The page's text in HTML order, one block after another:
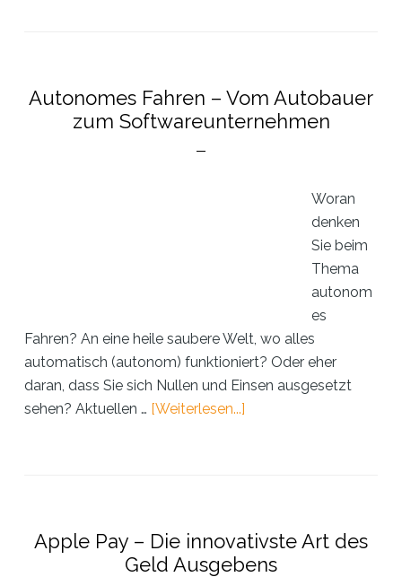
Autonomes Fahren – Vom Autobauer
zum Softwareunternehmen
Woran
denken
Sie beim
Thema
autonom
es
Fahren? An eine heile saubere Welt, wo alles
automatisch (autonom) funktioniert? Oder eher
daran, dass Sie sich Nullen und Einsen ausgesetzt
sehen? Aktuellen … [Weiterlesen...]
Softwareunternehmen
Apple Pay – Die innovativste Art des
Geld Ausgebens